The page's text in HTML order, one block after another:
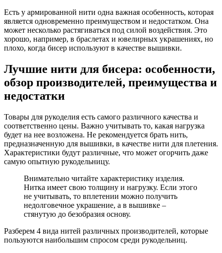
Есть у армированной нити одна важная особенность, которая
является одновременно преимуществом и недостатком. Она
может несколько растягиваться под силой воздействия. Это
хорошо, например, в браслетах и ювелирных украшениях, но
плохо, когда бисер используют в качестве вышивки.
Лучшие нити для бисера: особенности,
обзор производителей, преимущества и
недостатки
Товары для рукоделия есть самого различного качества и
соответственно цены. Важно учитывать то, какая нагрузка
будет на нее возложена. Не рекомендуется брать нить,
предназначенную для вышивки, в качестве нити для плетения.
Характеристики будут различные, что может огорчить даже
самую опытную рукодельницу.
Внимательно читайте характеристику изделия.
Нитка имеет свою толщину и нагрузку. Если этого
не учитывать, то вплетении можно получить
недолговечное украшение, а в вышивке –
стянутую до безобразия основу.
Разберем 4 вида нитей различных производителей, которые
пользуются наибольшим спросом среди рукодельниц.